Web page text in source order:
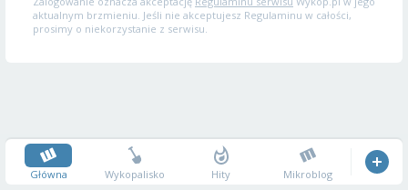
aktualnym brzmieniu. Jeśli nie akceptujesz Regulaminu w całości,
prosimy o niekorzystanie z serwisu.
Główna Wykopalisko Hity Mikroblog